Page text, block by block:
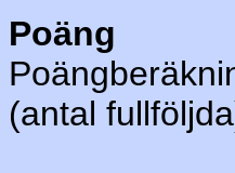
Poäng
(antal